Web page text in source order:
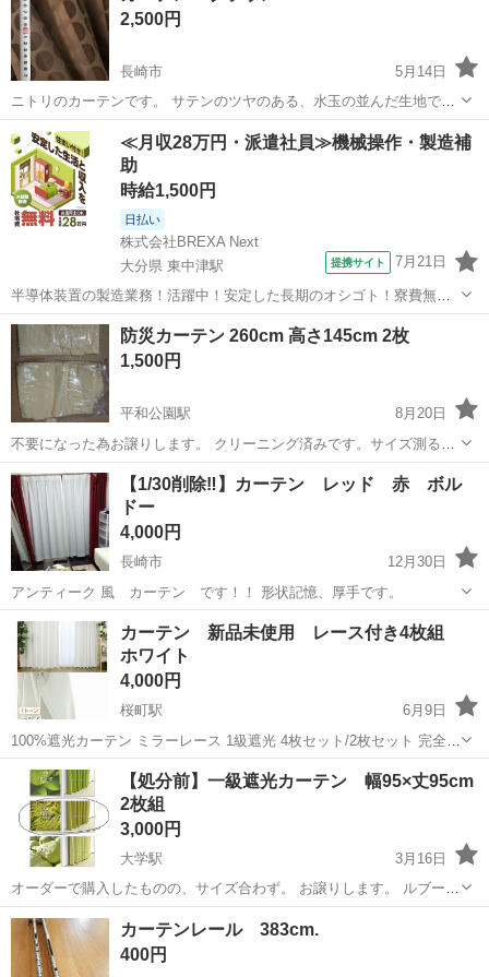
2,500円
長崎市
5月14日
ニトリのカーテンです。 サテンのツヤのある、水玉の並んだ生地で
す。 カッコよく、かわいさ、華やかさもあり気に入っていましたが、
買い替えの為出品しました。 1枚目は、床に置いた自然光の色。 2枚目
は、実際に使っていた時で、外...
長崎 長崎市 カーテン、ブラインド カーテン
≪月収28万円・派遣社員≫機械操作・製造補
助
時給1,500円
日払い
株式会社BREXA Next
大分県 東中津駅
提携サイト 7月21日
半導体装置の製造業務！活躍中！安定した長期のオシゴト！寮費無料
★赴任旅費会社負担◎20代～40代の男性活躍中★未経験活躍中！高時
給1,500円！《大分県中津市》 人気の工場のお仕事 ◇半導体装置内部
のシート製造◇ ＊クリー...
大分 中津市 東中津駅
防災カーテン 260cm 高さ145cm 2枚
1,500円
平和公園駅
8月20日
不要になった為お譲りします。 クリーニング済みです。サイズ測るた
めに袋より出しました。 使用していたので、多少の劣化しておりま
す。ご理解いただける方へお譲りします。
長崎 長崎市 平和公園駅 カーテン、ブラインド
カーテン
【1/30削除‼️】カーテン レッド 赤 ボル
ドー
4,000円
長崎市
12月30日
アンティーク 風 カーテン です！！ 形状記憶、厚手です。
長崎 長崎市 カーテン、ブラインド カーテン
カーテン 新品未使用 レース付き4枚組
ホワイト
4,000円
桜町駅
6月9日
100%遮光カーテン ミラーレース 1級遮光 4枚セット/2枚セット 完全遮
光 超遮光 遮熱 断熱 保温 防音 洗濯可 形状記憶加工 コーティングカー
テン お得サイズ 幅100×135レースカーテンセット サイズを間...
長崎 長崎市 桜町駅 カーテン、ブラインド カーテン
【処分前】一級遮光カーテン 幅95×丈95cm
2枚組
3,000円
大学駅
3月16日
オーダーで購入したものの、サイズ合わず。 お譲りします。 ルブーシ
ュ・ア・オレイユ カラーはフェルン プリーツ 形状記憶加工あり
長崎 佐世保市
カーテンレール 383cm.
400円